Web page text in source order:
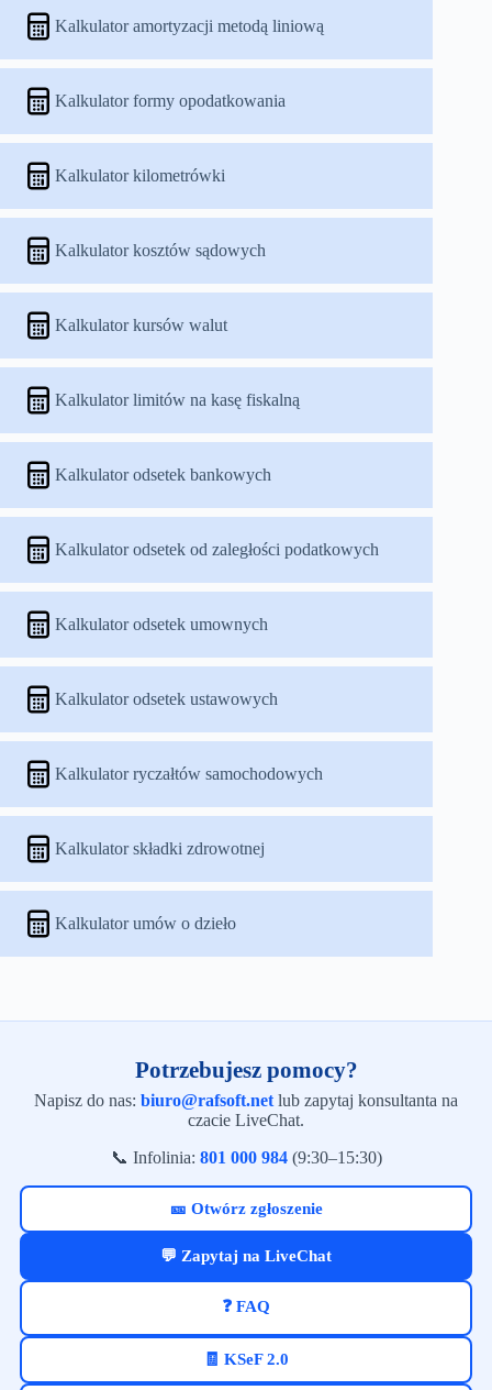
Kalkulator amortyzacji metodą liniową
Kalkulator formy opodatkowania
Kalkulator kilometrówki
Kalkulator kosztów sądowych
Kalkulator kursów walut
Kalkulator limitów na kasę fiskalną
Kalkulator odsetek bankowych
Kalkulator odsetek od zaległości podatkowych
Kalkulator odsetek umownych
Kalkulator odsetek ustawowych
Kalkulator ryczałtów samochodowych
Kalkulator składki zdrowotnej
Kalkulator umów o dzieło
Potrzebujesz pomocy?
Napisz do nas: biuro@rafsoft.net lub zapytaj konsultanta na
czacie LiveChat.
📞 Infolinia: 801 000 984(9:30–15:30)
🎫 Otwórz zgłoszenie
💬 Zapytaj na LiveChat
❓ FAQ
🧾 KSeF 2.0